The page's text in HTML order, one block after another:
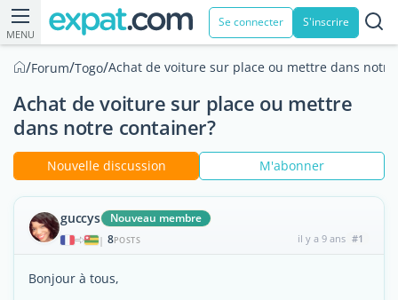
MENU
Se connecter S'inscrire
/Forum/Togo/Achat de voiture sur place ou mettre dans
Achat de voiture sur place ou mettre
dans notre container?
Nouvelle discussion M'abonner
guccys Nouveau membre
| 8POSTS il y a 9 ans #1
Bonjour à tous,